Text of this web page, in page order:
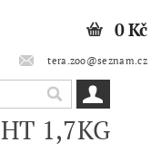
tera.zoo@seznam.cz
0 Kč
1,7KG